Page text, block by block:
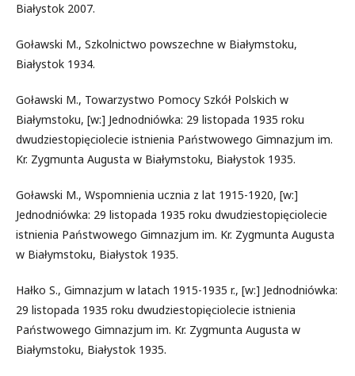
Białystok 2007.
Goławski M., Szkolnictwo powszechne w Białymstoku,
Białystok 1934.
Goławski M., Towarzystwo Pomocy Szkół Polskich w
Białymstoku, [w:] Jednodniówka: 29 listopada 1935 roku
dwudziestopięciolecie istnienia Państwowego Gimnazjum im.
Kr. Zygmunta Augusta w Białymstoku, Białystok 1935.
Goławski M., Wspomnienia ucznia z lat 1915-1920, [w:]
Jednodniówka: 29 listopada 1935 roku dwudziestopięciolecie
istnienia Państwowego Gimnazjum im. Kr. Zygmunta Augusta
w Białymstoku, Białystok 1935.
Hałko S., Gimnazjum w latach 1915-1935 r., [w:] Jednodniówka:
29 listopada 1935 roku dwudziestopięciolecie istnienia
Państwowego Gimnazjum im. Kr. Zygmunta Augusta w
Białymstoku, Białystok 1935.